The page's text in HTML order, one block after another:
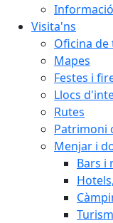
Visita'ns
Oficina de
Mapes
Festes i
Llocs
Rutes
Patrimoni
Menjar i
Bars i